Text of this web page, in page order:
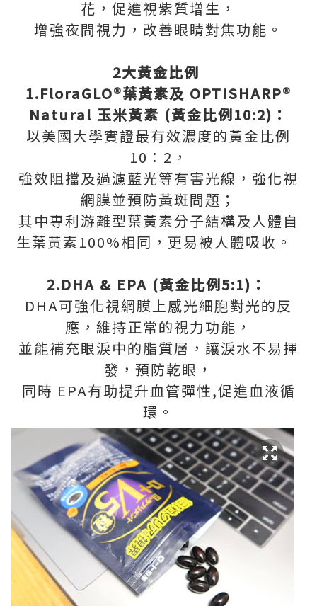
花，促進視紫質增生，
增強夜間視力，改善眼睛對焦功能。
2大黃金比例
1.FloraGLO®葉黃素及 OPTISHARP®
Natural 玉米黃素 (黃金比例10:2)：
以美國大學實證最有效濃度的黃金比例
10：2，
強效阻擋及過濾藍光等有害光線，強化視
網膜並預防黃斑問題；
其中專利游離型葉黃素分子結構及人體自
生葉黃素100%相同，更易被人體吸收。
2.DHA & EPA (黃金比例5:1)：
DHA可強化視網膜上感光細胞對光的反
應，維持正常的視力功能，
並能補充眼淚中的脂質層，讓淚水不易揮
發，預防乾眼，
同時 EPA有助提升血管彈性,促進血液循
環。